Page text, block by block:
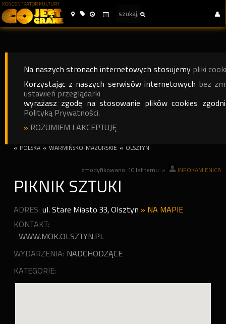
KONCENTRATOR KULTURY
Na naszych stronach internetowych stosujemy pliki
Korzystając z naszych serwisów internetowych bez
ustawień przeglądarki
wyrażasz zgodę na stosowanie plików cookies
Polityką Prywatności.
» ROZUMIEM I AKCEPTUJĘ
« POLSKA « WARMIŃSKO-MAZURSKIE « OLSZTYN
zmodyfikowano 10 lat temu » INFOKAMIENICA
PIKNIK SZTUKI
ADRES: ul. Stare Miasto 33,Olsztyn » NA MAPIE
KONTAKT:
WWW.MOK.OLSZTYN.PL
WYDARZENIA: NADCHODZĄCE
KATEGORIE: